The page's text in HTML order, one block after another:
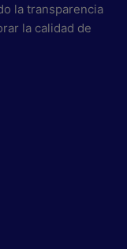
la transparencia
la calidad de